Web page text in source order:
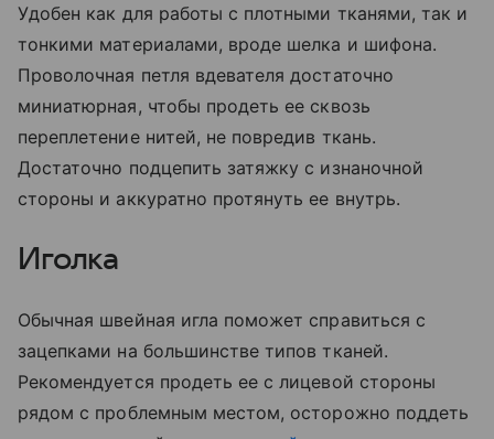
Удобен как для работы с плотными тканями, так и
тонкими материалами, вроде шелка и шифона.
Проволочная петля вдевателя достаточно
миниатюрная, чтобы продеть ее сквозь
переплетение нитей, не повредив ткань.
Достаточно подцепить затяжку с изнаночной
стороны и аккуратно протянуть ее внутрь.
Иголка
Обычная швейная игла поможет справиться с
зацепками на большинстве типов тканей.
Рекомендуется продеть ее с лицевой стороны
рядом с проблемным местом, осторожно поддеть